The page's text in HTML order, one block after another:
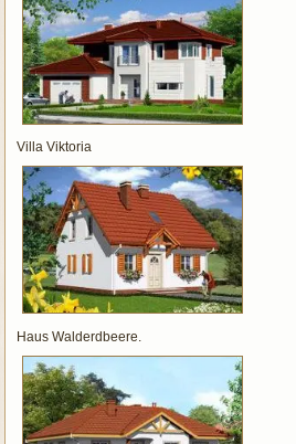
Villa Viktoria
Haus Walderdbeere.